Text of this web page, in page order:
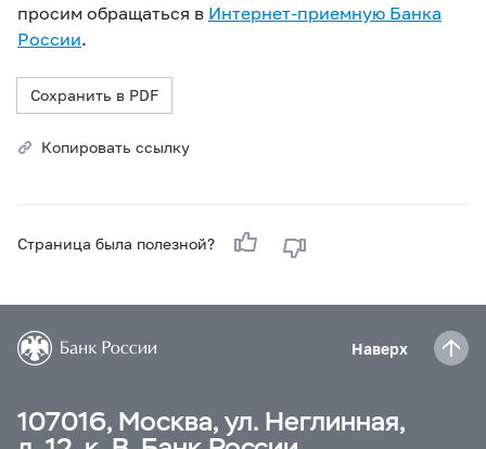
просим обращаться в Интернет-приемную Банка
России.
Сохранить в PDF
Копировать ссылку
Страница была полезной?
Наверх
107016, Москва, ул. Неглинная,